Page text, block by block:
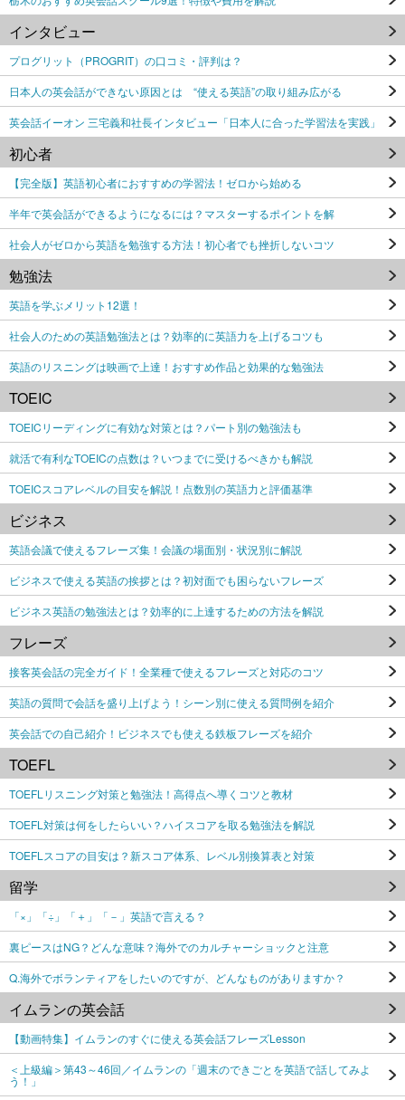
インタビュー
プログリット（PROGRIT）の口コミ・評判は？
日本人の英会話ができない原因とは “使える英語”の取り組み広がる
英会話イーオン 三宅義和社長インタビュー「日本人に合った学習法を実践」
初心者
【完全版】英語初心者におすすめの学習法！ゼロから始める
半年で英会話ができるようになるには？マスターするポイントを解
社会人がゼロから英語を勉強する方法！初心者でも挫折しないコツ
勉強法
英語を学ぶメリット12選！
社会人のための英語勉強法とは？効率的に英語力を上げるコツも
英語のリスニングは映画で上達！おすすめ作品と効果的な勉強法
TOEIC
TOEICリーディングに有効な対策とは？パート別の勉強法も
就活で有利なTOEICの点数は？いつまでに受けるべきかも解説
TOEICスコアレベルの目安を解説！点数別の英語力と評価基準
ビジネス
英語会議で使えるフレーズ集！会議の場面別・状況別に解説
ビジネスで使える英語の挨拶とは？初対面でも困らないフレーズ
ビジネス英語の勉強法とは？効率的に上達するための方法を解説
フレーズ
接客英会話の完全ガイド！全業種で使えるフレーズと対応のコツ
英語の質問で会話を盛り上げよう！シーン別に使える質問例を紹介
英会話での自己紹介！ビジネスでも使える鉄板フレーズを紹介
TOEFL
TOEFLリスニング対策と勉強法！高得点へ導くコツと教材
TOEFL対策は何をしたらいい？ハイスコアを取る勉強法を解説
TOEFLスコアの目安は？新スコア体系、レベル別換算表と対策
留学
「×」「÷」「＋」「－」英語で言える？
裏ピースはNG？どんな意味？海外でのカルチャーショックと注意
Q.海外でボランティアをしたいのですが、どんなものがありますか？
イムランの英会話
【動画特集】イムランのすぐに使える英会話フレーズLesson
＜上級編＞第43～46回／イムランの「週末のできごとを英語で話してみよ
う！」